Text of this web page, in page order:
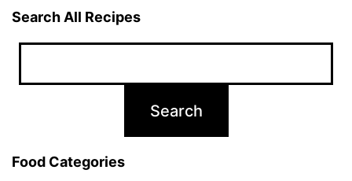
Search All Recipes
Food Categories